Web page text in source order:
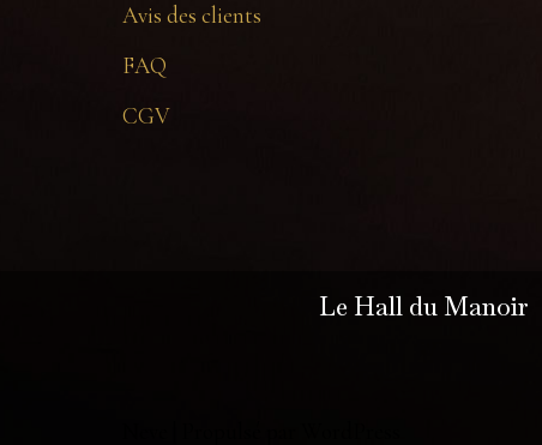
Avis des clients
FAQ
CGV
Le Hall du Manoir